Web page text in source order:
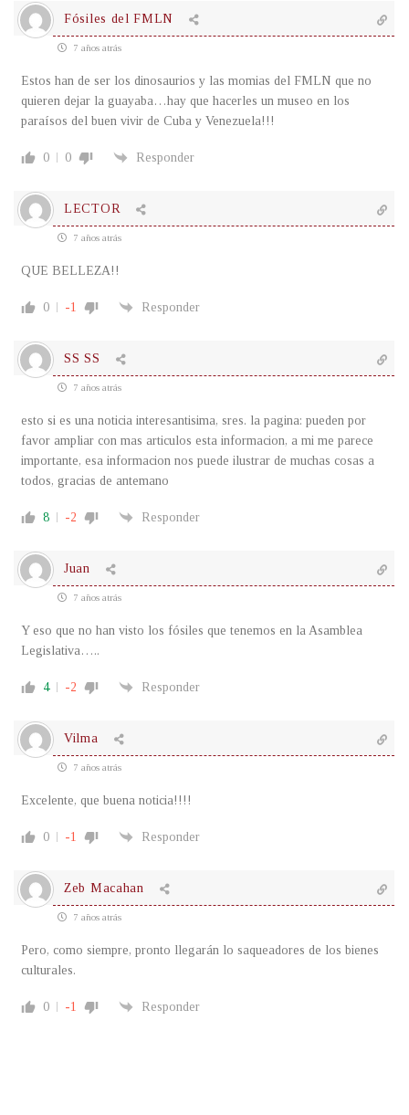
Fósiles del FMLN
7 años atrás
Estos han de ser los dinosaurios y las momias del FMLN que no
quieren dejar la guayaba…hay que hacerles un museo en los
paraísos del buen vivir de Cuba y Venezuela!!!
0 0 Responder
LECTOR
7 años atrás
QUE BELLEZA!!
0 -1 Responder
SS SS
7 años atrás
esto si es una noticia interesantisima, sres. la pagina: pueden por
favor ampliar con mas articulos esta informacion, a mi me parece
importante, esa informacion nos puede ilustrar de muchas cosas a
todos, gracias de antemano
8 -2 Responder
Juan
7 años atrás
Y eso que no han visto los fósiles que tenemos en la Asamblea
Legislativa…..
4 -2 Responder
Vilma
7 años atrás
Excelente, que buena noticia!!!!
0 -1 Responder
Zeb Macahan
7 años atrás
Pero, como siempre, pronto llegarán lo saqueadores de los bienes
culturales.
0 -1 Responder